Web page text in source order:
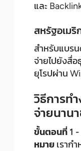
และ
สหรัฐอเมริ
สำหรับแบร
จ่ายไปยังสื่อ
ยุโรปผ่าน
วิธีการท
จ่ายนาน
ขั้นตอนที่ 1 -
หมาย เราก